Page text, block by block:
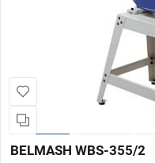
BELMASH WBS-355/2